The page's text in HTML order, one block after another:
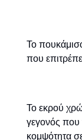
Το
που
Το εκρού
γεγονός που
κομψότητα